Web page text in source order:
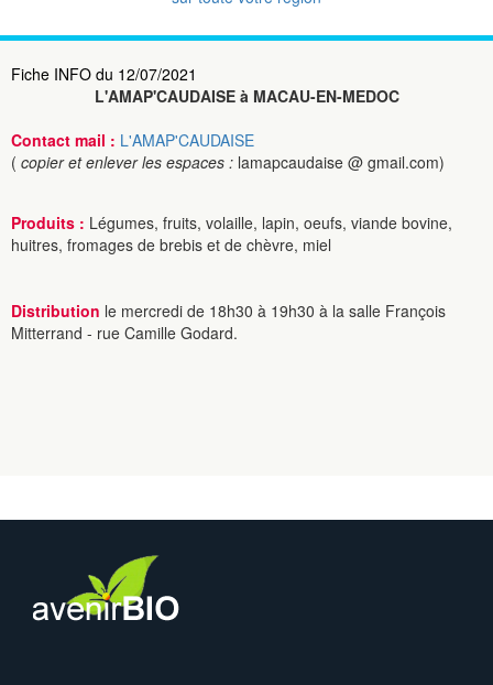
Fiche INFO du 12/07/2021
L'AMAP'CAUDAISE à MACAU-EN-MEDOC
Contact mail : L'AMAP'CAUDAISE
( copier et enlever les espaces : lamapcaudaise @ gmail.com)
Produits : Légumes, fruits, volaille, lapin, oeufs, viande bovine,
huitres, fromages de brebis et de chèvre, miel
Distribution le mercredi de 18h30 à 19h30 à la salle François
Mitterrand - rue Camille Godard.